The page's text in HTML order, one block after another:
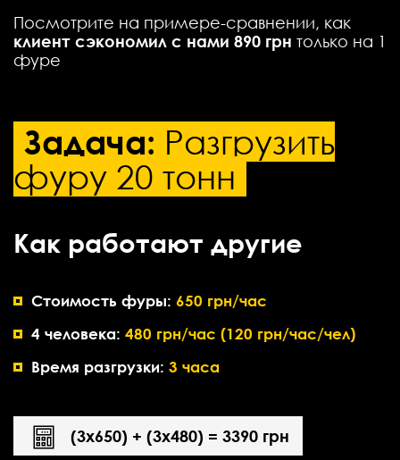
Посмотрите на примере-сравнении, как
клиент сэкономил с нами 890 грн только на 1
фуре
Задача: Разгрузить
фуру 20 тонн
Как работают другие
Стоимость фуры: 650 грн/час
4 человека: 480 грн/час (120 грн/час/чел)
Время разгрузки: 3 часа
(3х650) + (3х480) = 3390 грн